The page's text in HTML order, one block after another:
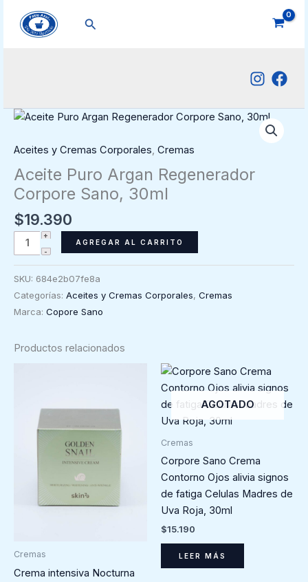
contenido
Buscar
Aceites y Cremas Corporales, Cremas
Aceite Puro Argan Regenerador
Corpore Sano, 30ml
$19.390
Aceite
Puro
Corpore
cantidad
AGREGAR AL CARRITO
SKU: 684e2b07fe8a
Categorías: Aceites y Cremas Corporales, Cremas
Marca: Copore Sano
Productos relacionados
Cremas
Crema intensiva Nocturna
AGOTADO
Cremas
Corpore Sano Crema
Contorno Ojos alivia signos
de fatiga Celulas Madres de
Uva Roja, 30ml
$15.190
LEER MÁS